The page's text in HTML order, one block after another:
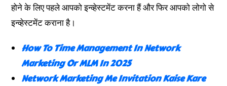
होने के लिए पहले आपको इन्व्हेस्टमेंट करना हैं और फिर आपको लोगो से
इन्व्हेस्टमेंट कराना है।
How To Time Management In Network
Marketing Or MLM In 2025
Network Marketing Me Invitation Kaise Kare